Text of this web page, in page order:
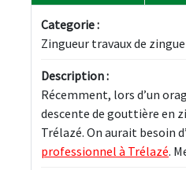
Categorie :
Zingueur travaux de
Description :
Récemment, lors d’un
descente de gouttière en
Trélazé. On aurait besoin
professionnel à Trélazé.